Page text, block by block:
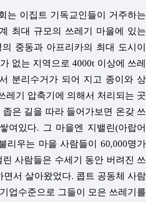
는 이집트 기독교인들이 거주하는
최대 규모의 쓰레기 마을에 있는
중동과 아프리카의 최대 도시이
없는 지역으로 4000t 이상에 쓰레
분리수거가 되어 지고 종이와 상
레기 압축기에 의해서 처리되는 곳
은 길을 따라 들어가보면 온갖 쓰
여있다. 그 마을엔 지밸린(아랍어
리우는 마을 사람들이 60,000명가
사람들은 수세기 동안 버려진 쓰
면서 살아왔었다. 콥트 공동체 사람
업수준으로 그들이 모은 쓰레기를